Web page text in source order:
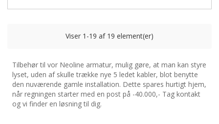
Viser 1-19 af 19 element(er)
Tilbehør til vor Neoline armatur, mulig gøre, at man kan styre
lyset, uden af skulle trække nye 5 ledet kabler, blot benytte
den nuværende gamle installation. Dette spares hurtigt hjem,
når regningen starter med en post på -40.000,- Tag kontakt
og vi finder en løsning til dig.